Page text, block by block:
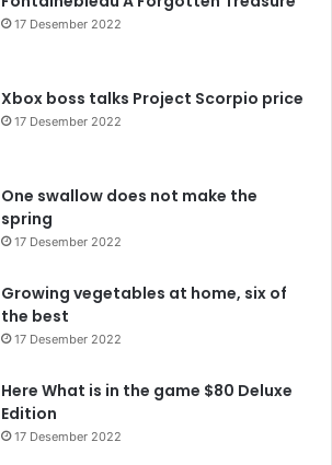
17 Desember 2022
Xbox boss talks Project Scorpio price
17 Desember 2022
One swallow does not make the
spring
17 Desember 2022
Growing vegetables at home, six of
the best
17 Desember 2022
Here What is in the game $80 Deluxe
Edition
17 Desember 2022